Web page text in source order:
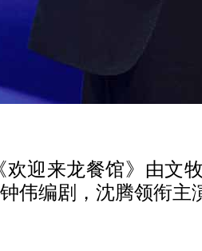
欢迎来龙餐馆》由文
伟编剧，沈腾领衔主